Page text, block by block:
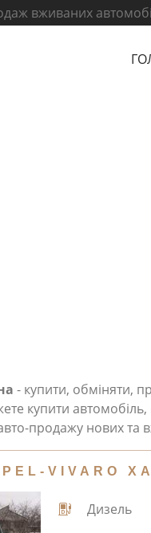
вживаних
- купити, обміняти,
купити
продажу нових та
VIVARO
Дизель